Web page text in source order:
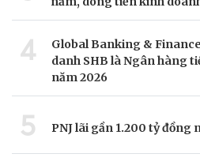
4
Global Banking &
danh SHB là Ngân hàng
năm 2026
5 PNJ lãi gần 1.200 tỷ đồng